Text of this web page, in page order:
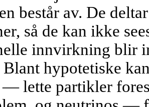
består av. De
så de kan ikke
innvirkning blir
Blant hypotetiske
— lette partikler